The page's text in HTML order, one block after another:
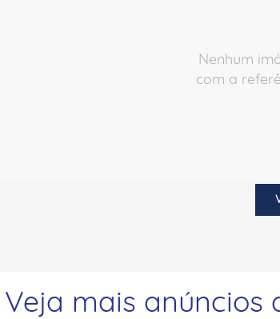
Nenhum
com a
Veja mais anúncios